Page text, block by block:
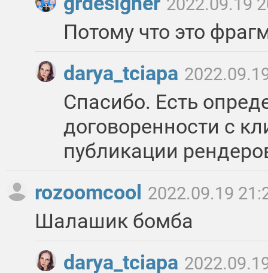
2022.09.19
Потому что это
darya_tciapa
Спасибо. Есть
договоренности с
публикации
rozoomcool
2022.09.19
Шалашик бомба
darya_tciapa